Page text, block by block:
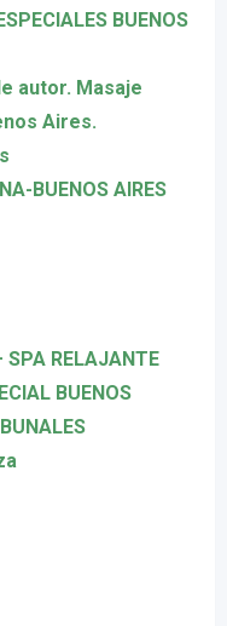
BUENOS
autor. Masaje
Aires.
BUENOS AIRES
SPA RELAJANTE
BUENOS